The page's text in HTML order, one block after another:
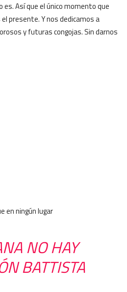
Así que el único momento que
presente. Y nos dedicamos a
y futuras congojas. Sin darnos
en ningún lugar
NO HAY
BATTISTA